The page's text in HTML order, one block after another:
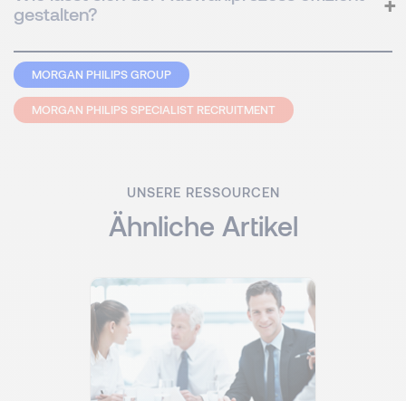
gestalten?
MORGAN PHILIPS GROUP
MORGAN PHILIPS SPECIALIST RECRUITMENT
UNSERE RESSOURCEN
Ähnliche Artikel